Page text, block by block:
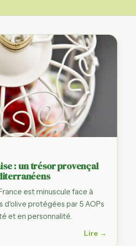
: un trésor provençal
est minuscule face à
d'olive protégées par 5 AOPs
et en personnalité.
Lire →